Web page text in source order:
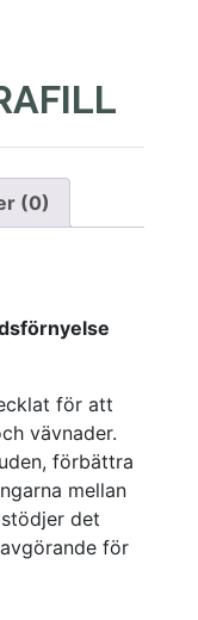
(0)
för att
vävnader.
förbättra
mellan
det
för